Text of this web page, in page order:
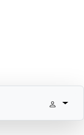
die Sternzeit